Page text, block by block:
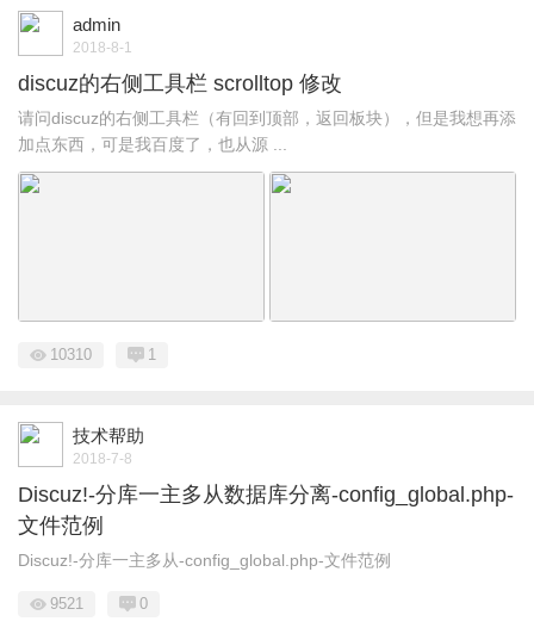
admin
2018-8-1
discuz的右侧工具栏 scrolltop 修改
请问discuz的右侧工具栏（有回到顶部，返回板块），但是我想再添
加点东西，可是我百度了，也从源 ...
10310 1
技术帮助
2018-7-8
Discuz!-分库一主多从数据库分离-config_global.php-
文件范例
Discuz!-分库一主多从-config_global.php-文件范例
9521 0